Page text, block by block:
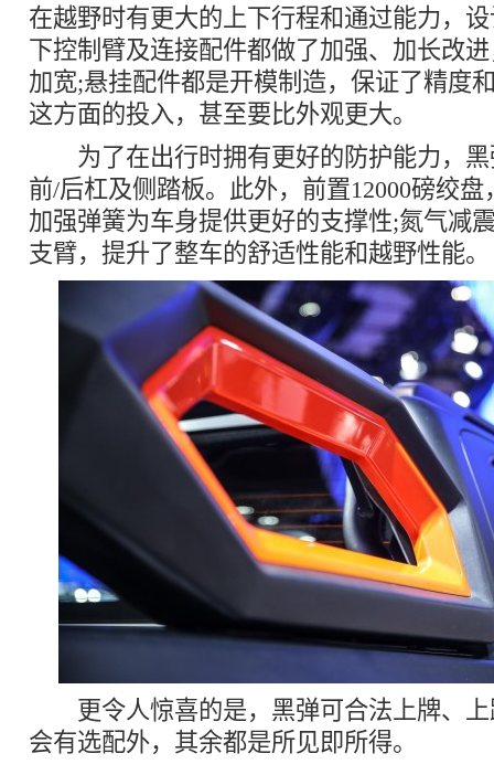
在越野时有更大的上下行程和通过能力，
下控制臂及连接配件都做了加强、加长改
加宽;悬挂配件都是开模制造，保证了精度
这方面的投入，甚至要比外观更大。
为了在出行时拥有更好的防护能力，黑
前/后杠及侧踏板。此外，前置12000磅绞
加强弹簧为车身提供更好的支撑性;氮气减
支臂，提升了整车的舒适性能和越野性能。
更令人惊喜的是，黑弹可合法上牌、上
会有选配外，其余都是所见即所得。